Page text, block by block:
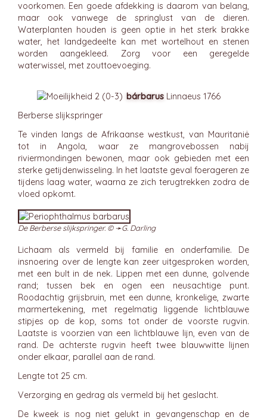
voorkomen. Een goede afdekking is daarom van belang,
maar ook vanwege de springlust van de dieren.
Waterplanten houden is geen optie in het sterk brakke
water, het landgedeelte kan met wortelhout en stenen
worden aangekleed. Zorg voor een geregelde
waterwissel, met zouttoevoeging.
bárbarus Linnaeus 1766
Berberse slijkspringer
Te vinden langs de Afrikaanse westkust, van Mauritanië
tot in Angola, waar ze mangrovebossen nabij
riviermondingen bewonen, maar ook gebieden met een
sterke getijdenwisseling. In het laatste geval foerageren ze
tijdens laag water, waarna ze zich terugtrekken zodra de
vloed opkomt.
De Berberse slijkspringer. © ➛G. Darling
Lichaam als vermeld bij familie en onderfamilie. De
insnoering over de lengte kan zeer uitgesproken worden,
met een bult in de nek. Lippen met een dunne, golvende
rand; tussen bek en ogen een neusachtige punt.
Roodachtig grijsbruin, met een dunne, kronkelige, zwarte
marmertekening, met regelmatig liggende lichtblauwe
stipjes op de kop, soms tot onder de voorste rugvin.
Laatste is voorzien van een lichtblauwe lijn, even van de
rand. De achterste rugvin heeft twee blauwwitte lijnen
onder elkaar, parallel aan de rand.
Lengte tot 25 cm.
Verzorging en gedrag als vermeld bij het geslacht.
De kweek is nog niet gelukt in gevangenschap en de